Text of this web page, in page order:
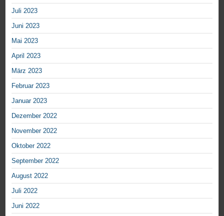
Juli 2023
Juni 2023
Mai 2023
April 2023
März 2023
Februar 2023
Januar 2023
Dezember 2022
November 2022
Oktober 2022
September 2022
August 2022
Juli 2022
Juni 2022